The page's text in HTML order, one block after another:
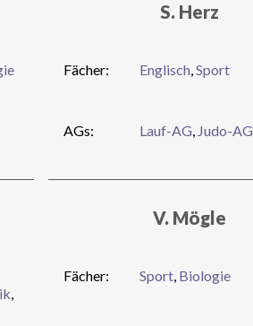
S. Herz
Fächer: Englisch,Sport
AGs: Lauf-AG, Judo-AG
,
V. Mögle
Fächer: Sport, Biologie